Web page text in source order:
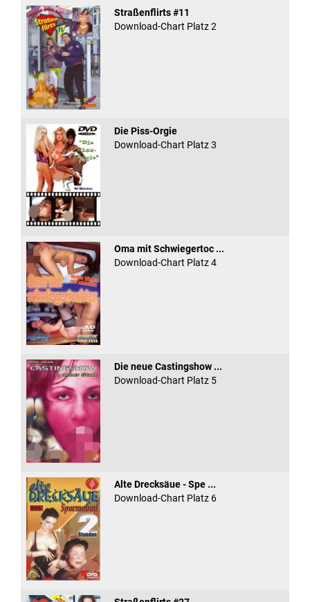
Straßenflirts #11
Download-Chart Platz 2
Die Piss-Orgie
Download-Chart Platz 3
Oma mit Schwiegertoc ...
Download-Chart Platz 4
Die neue Castingshow ...
Download-Chart Platz 5
Alte Drecksäue - Spe ...
Download-Chart Platz 6